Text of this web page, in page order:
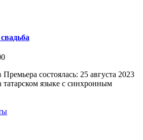
состоялась: 25 августа 2023
татарском языке с синхронным